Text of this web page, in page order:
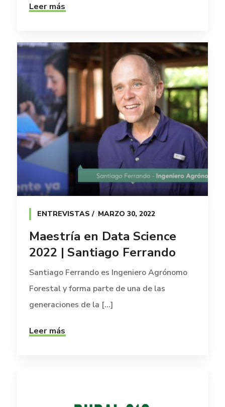
Leer más
ENTREVISTAS MARZO 30, 2022
Maestría en Data Science
2022 | Santiago Ferrando
Santiago Ferrando es Ingeniero Agrónomo
Forestal y forma parte de una de las
generaciones de la [...]
Leer más